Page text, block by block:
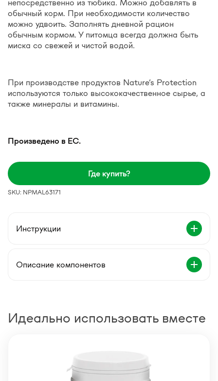
непосредственно из тюбика. Можно добавлять в
обычный корм. При необходимости количество
можно удвоить. Заполнять дневной рацион
обычным кормом. У питомца всегда должна быть
миска со свежей и чистой водой.
При производстве продуктов Nature’s Protection
используются только высококачественное сырье, а
также минералы и витамины.
Произведено в ЕС.
Где купить?
SKU: NPMAL63171
Инструкции
Описание компонентов
Идеально использовать вместе